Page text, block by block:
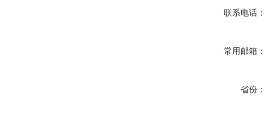
联系电话：
常用邮箱：
省份：